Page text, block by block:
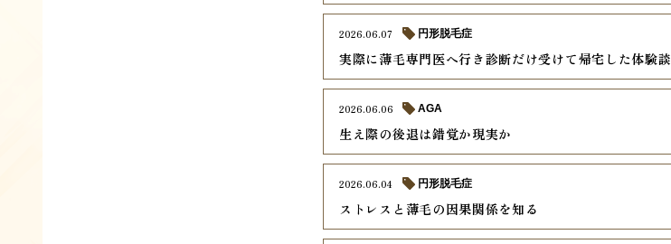
実際に薄毛専門医へ行き診断だけ受けて帰宅した体験談
2026.06.07 円形脱毛症
生え際の後退は錯覚か現実か
2026.06.06 AGA
ストレスと薄毛の因果関係を知る
2026.06.04 円形脱毛症